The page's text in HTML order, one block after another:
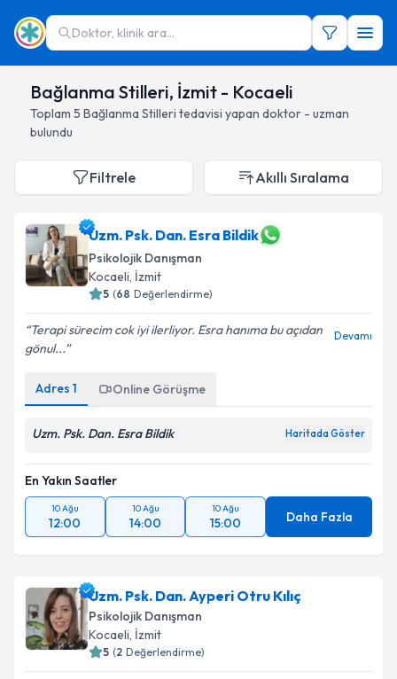
Doktor, klinik ara...
Bağlanma Stilleri, İzmit - Kocaeli
Toplam 5 Bağlanma Stilleri tedavisi yapan doktor - uzman
bulundu
Filtrele Akıllı Sıralama
Uzm. Psk. Dan. Esra Bildik
Psikolojik Danışman
Kocaeli, İzmit
5 (68 Değerlendirme)
Terapi sürecim cok iyi ilerliyor. Esra hanıma bu açıdan
gönul...
Devamı
Adres 1 Online Görüşme
Uzm. Psk. Dan. Esra Bildik Haritada Göster
En Yakın Saatler
10 Ağu
12:00
10 Ağu
14:00
10 Ağu
15:00 Daha Fazla
Uzm. Psk. Dan. Ayperi Otru Kılıç
Psikolojik Danışman
Kocaeli, İzmit
5 (2 Değerlendirme)